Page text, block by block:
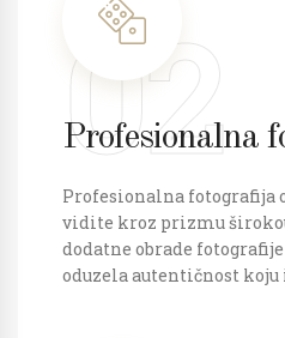
Profesionalna
Profesionalna fotografija
vidite kroz prizmu
dodatne obrade
oduzela autentičnost koju
02